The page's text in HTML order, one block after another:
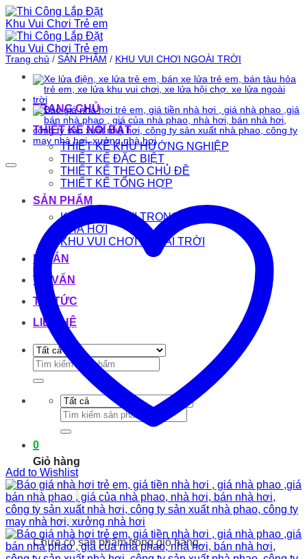
Bỏ
qua
nội
dung
TRANG CHỦ
THIẾT KẾ NỔI BẬT
THIẾT KẾ KHU HƯỚNG NGHIỆP
THIẾT KẾ ĐẶC BIỆT
THIẾT KẾ THEO CHỦ ĐỀ
THIẾT KẾ TỔNG HỢP
SẢN PHẨM
KHU VUI CHƠI TRONG NHÀ
NHÀ HƠI
KHU VUI CHƠI NGOÀI TRỜI
DỰ ÁN
TƯ VẤN
TIN TỨC
LIÊN HỆ
Tìm
kiếm:
Tìm
kiếm:
0
Giỏ hàng
Chưa có sản phẩm trong giỏ hàng.
Trang chủ / SẢN PHẨM / KHU VUI CHƠI NGOÀI TRỜI
Add to Wishlist